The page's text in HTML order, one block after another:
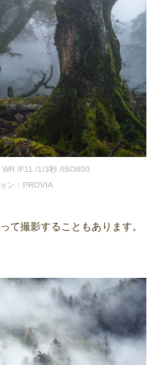
/F11 /1/3秒 /ISO800
ン：PROVIA
て撮影することもあります。